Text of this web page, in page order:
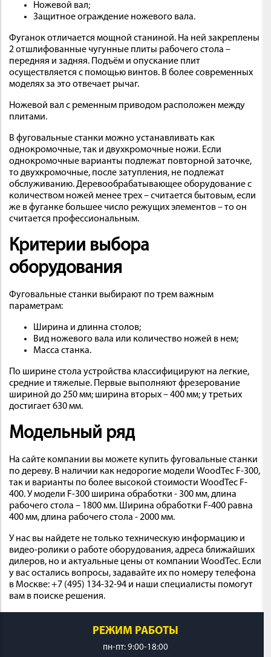
Ножевой вал;
Защитное ограждение ножевого вала.
Фуганок отличается мощной станиной. На ней закреплены
2 отшлифованные чугунные плиты рабочего стола –
передняя и задняя. Подъём и опускание плит
осуществляется с помощью винтов. В более современных
моделях за это отвечает рычаг.
Ножевой вал с ременным приводом расположен между
плитами.
В фуговальные станки можно устанавливать как
однокромочные, так и двухкромочные ножи. Если
однокромочные варианты подлежат повторной заточке,
то двухкромочные, после затупления, не подлежат
обслуживанию. Деревообрабатывающее оборудование с
количеством ножей менее трех – считается бытовым, если
же в фуганке большее число режущих элементов – то он
считается профессиональным.
Критерии выбора
оборудования
Фуговальные станки выбирают по трем важным
параметрам:
Ширина и длинна столов;
Вид ножевого вала или количество ножей в нем;
Масса станка.
По ширине стола устройства классифицируют на легкие,
средние и тяжелые. Первые выполняют фрезерование
шириной до 250 мм; ширина вторых – 400 мм; у третьих
достигает 630 мм.
Модельный ряд
На сайте компании вы можете купить фуговальные станки
по дереву. В наличии как недорогие модели WoodTec F-300,
так и варианты по более высокой стоимости WoodTec F-
400. У модели F-300 ширина обработки - 300 мм, длина
рабочего стола – 1800 мм. Ширина обработки F-400 равна
400 мм, длина рабочего стола - 2000 мм.
У нас вы найдете не только техническую информацию и
видео-ролики о работе оборудования, адреса ближайших
дилеров, но и актуальные цены от компании WoodTec. Если
у вас остались вопросы, задавайте их по номеру телефона
в Москве: +7 (495) 134-32-94 и наши специалисты помогут
вам в поиске решения.
РЕЖИМ РАБОТЫ
пн-пт: 9:00-18:00